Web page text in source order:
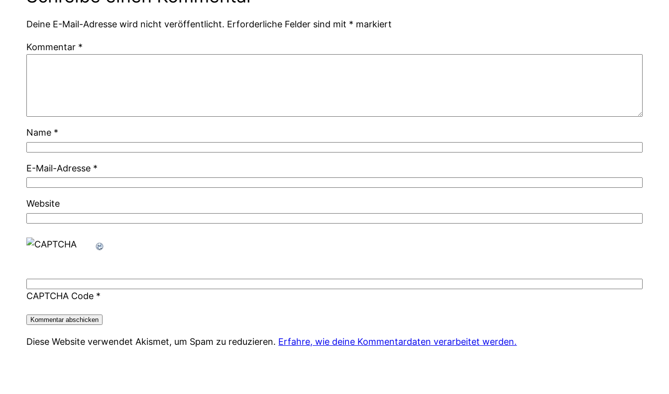
Deine E-Mail-Adresse wird nicht veröffentlicht. Erforderliche Felder sind mit * markiert
Kommentar *
Name *
E-Mail-Adresse *
Website
CAPTCHA Code *
Diese Website verwendet Akismet, um Spam zu reduzieren. Erfahre, wie deine Kommentardaten verarbeitet werden.